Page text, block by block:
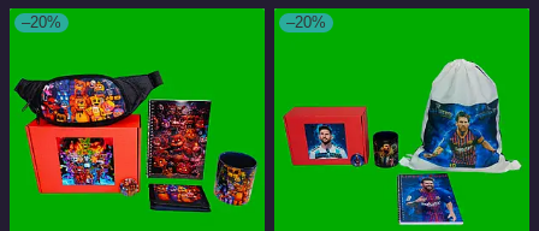
–20% –20%